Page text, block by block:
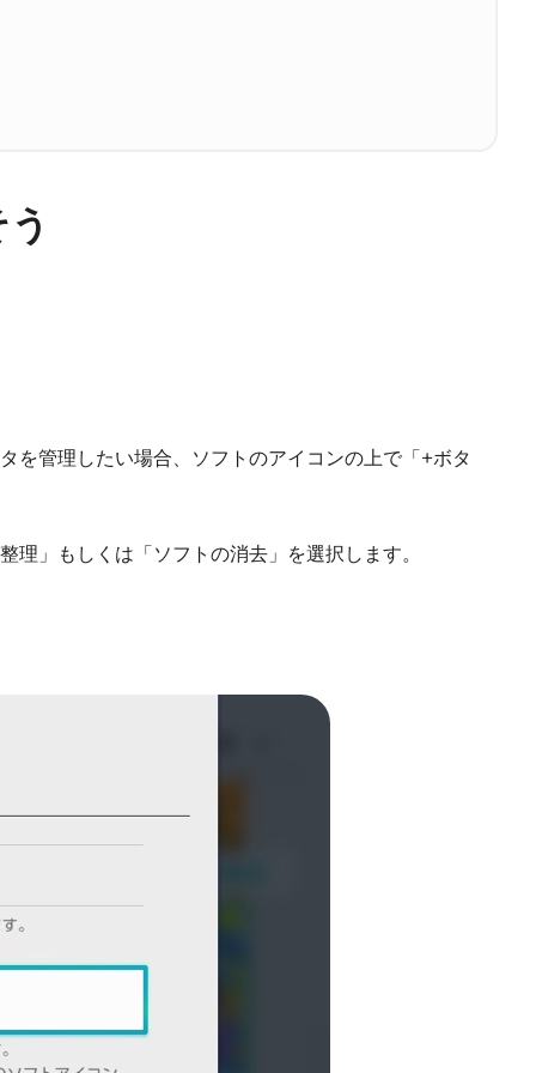
を管理したい場合、ソフトのアイコンの上で「+ボタ
」もしくは「ソフトの消去」を選択します。